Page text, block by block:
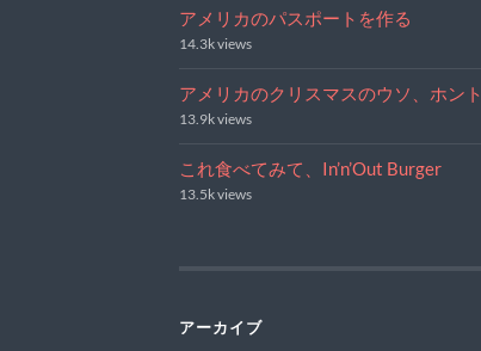
アメリカのパスポートを作る
14.3k views
アメリカのクリスマスのウソ、ホント
13.9k views
これ食べてみて、In’n’Out Burger
13.5k views
アーカイブ